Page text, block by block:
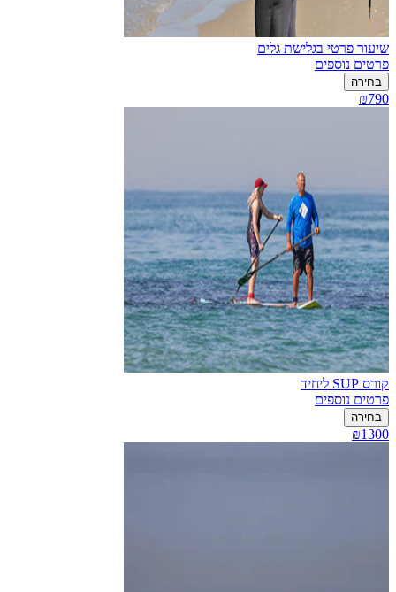
שיעור פרטי בגלישת גלים
פרטים נוספים
בחירה
₪790
קורס SUP ליחיד
פרטים נוספים
בחירה
₪1300